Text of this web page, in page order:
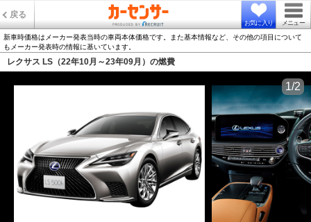
戻る
お気に入り メニュー
新車時価格はメーカー発表当時の車両本体価格です。また基本情報など、その他の項目について
もメーカー発表時の情報に基いています。
レクサス LS（22年10月～23年09月）の燃費
1/2